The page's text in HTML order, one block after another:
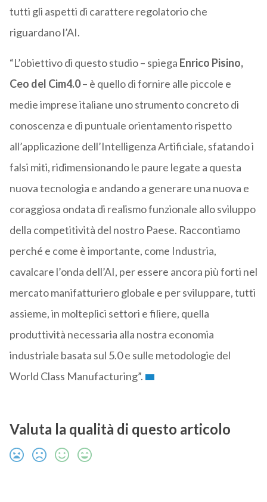
tutti gli aspetti di carattere regolatorio che
riguardano l’AI.
“L’obiettivo di questo studio – spiega Enrico Pisino,
Ceo del Cim4.0– è quello di fornire alle piccole e
medie imprese italiane uno strumento concreto di
conoscenza e di puntuale orientamento rispetto
all’applicazione dell’Intelligenza Artificiale, sfatando i
falsi miti, ridimensionando le paure legate a questa
nuova tecnologia e andando a generare una nuova e
coraggiosa ondata di realismo funzionale allo sviluppo
della competitività del nostro Paese. Raccontiamo
perché e come è importante, come Industria,
cavalcare l’onda dell’AI, per essere ancora più forti nel
mercato manifatturiero globale e per sviluppare, tutti
assieme, in molteplici settori e filiere, quella
produttività necessaria alla nostra economia
industriale basata sul 5.0 e sulle metodologie del
World Class Manufacturing”.
Valuta la qualità di questo articolo